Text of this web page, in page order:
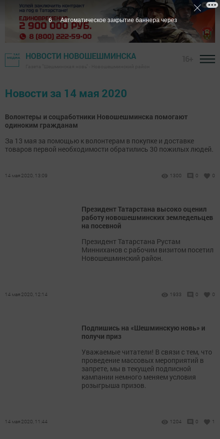
НОВОСТИ НОВОШЕШМИНСКА
Новости за 14 мая 2020
Волонтеры и соцработники Новошешминска помогают
одиноким гражданам
За 13 мая за помощью к волонтерам в покупке и доставке
товаров первой необходимости обратились 30 пожилых людей.
14 мая 2020, 13:09 1300 0 0
Президент Татарстана высоко оценил
работу новошешминских земледельцев
на посевной
Президент Татарстана Рустам
Минниханов с рабочим визитом посетил
Новошешминский район.
14 мая 2020, 12:14 1933 0 0
Подпишись на «Шешминскую новь» и
получи приз
Уважаемые читатели! В связи с тем, что
проведение массовых мероприятий в
запрете, мы в текущей подписной
кампании немного меняем условия
розыгрыша призов.
14 мая 2020, 11:44 1204 0 1
5 Автоматическое закрытие баннера через